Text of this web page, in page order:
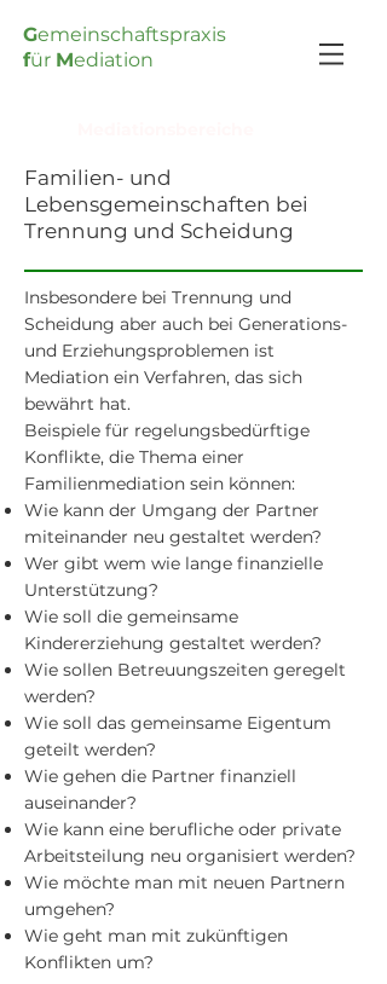
Gemeinschaftspraxis
für Mediation
Familien- und
Lebensgemeinschaften bei
Trennung und Scheidung
Insbesondere bei Trennung und
Scheidung aber auch bei Generations-
und Erziehungsproblemen ist
Mediation ein Verfahren, das sich
bewährt hat.
Beispiele für regelungsbedürftige
Konflikte, die Thema einer
Familienmediation sein können:
Wie kann der Umgang der Partner
miteinander neu gestaltet werden?
Wer gibt wem wie lange finanzielle
Unterstützung?
Wie soll die gemeinsame
Kindererziehung gestaltet werden?
Wie sollen Betreuungszeiten geregelt
werden?
Wie soll das gemeinsame Eigentum
geteilt werden?
Wie gehen die Partner finanziell
auseinander?
Wie kann eine berufliche oder private
Arbeitsteilung neu organisiert werden?
Wie möchte man mit neuen Partnern
umgehen?
Wie geht man mit zukünftigen
Konflikten um?